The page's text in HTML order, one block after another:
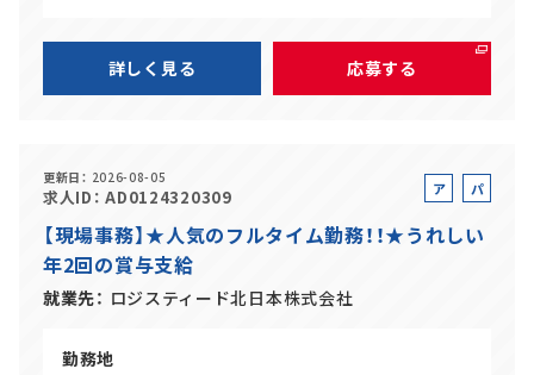
詳しく見る 応募する
更新日 2026-08-05
求人ID AD0124320309
ア
バ
パ
ト
【現場事務】★人気のフルタイム勤務！！★うれしい
年2回の賞与支給
就業先 ロジスティード北日本株式会社
勤務地